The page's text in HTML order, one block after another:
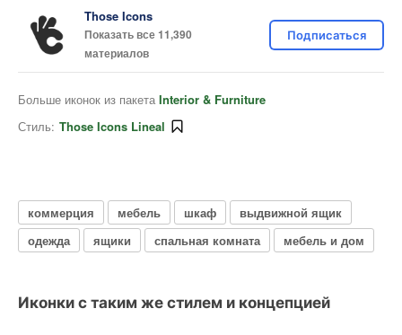
Those Icons
Показать все 11,390
материалов
Подписаться
Больше иконок из пакета Interior & Furniture
Стиль: Those Icons Lineal
коммерция мебель шкаф
выдвижной ящик
одежда
ящики спальная комната мебель и дом
Иконки с таким же стилем и концепцией